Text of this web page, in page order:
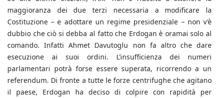
maggioranza dei due terzi necessaria a modificare la
Costituzione – e adottare un regime presidenziale – non v’è
dubbio che ciò si debba al fatto che Erdogan è oramai solo al
comando. Infatti Ahmet Davutoglu non fa altro che dare
esecuzione ai suoi ordini. L’insufficienza dei numeri
parlamentari potrà forse essere superata, ricorrendo a un
referendum. Di fronte a tutte le forze centrifughe che agitano
il paese, Erdogan ha deciso di colpire con rapidità per